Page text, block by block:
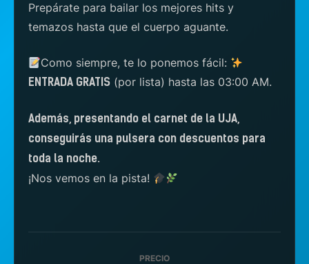
Prepárate para bailar los mejores hits y
temazos hasta que el cuerpo aguante.
Como siempre, te lo ponemos fácil:
ENTRADA GRATIS (por lista) hasta las 03:00 AM.
Además, presentando el carnet de la UJA,
conseguirás una pulsera con descuentos para
toda la noche.
¡Nos vemos en la pista!
PRECIO